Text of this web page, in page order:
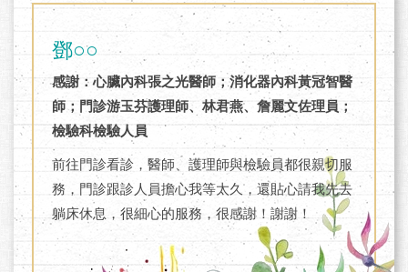
鄧○○
感謝：心臟內科張之光醫師；消化器內科黃冠智醫
師；門診游玉芬護理師、林君燕、詹麗文佐理員；
檢驗科檢驗人員
前往門診看診，醫師、護理師與檢驗員都很親切服
務，門診跟診人員擔心我等太久，還貼心請我先去
躺床休息，很細心的服務，很感謝！謝謝！